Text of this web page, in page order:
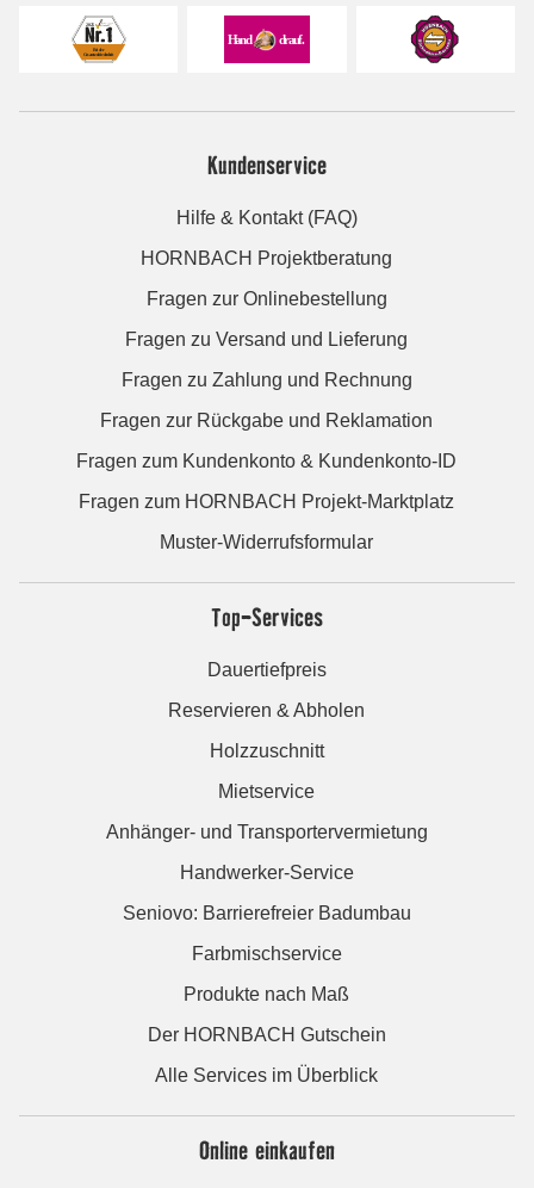
Kundenservice
Hilfe & Kontakt (FAQ)
HORNBACH Projektberatung
Fragen zur Onlinebestellung
Fragen zu Versand und Lieferung
Fragen zu Zahlung und Rechnung
Fragen zur Rückgabe und Reklamation
Fragen zum Kundenkonto & Kundenkonto-ID
Fragen zum HORNBACH Projekt-Marktplatz
Muster-Widerrufsformular
Top-Services
Dauertiefpreis
Reservieren & Abholen
Holzzuschnitt
Mietservice
Anhänger- und Transportervermietung
Handwerker-Service
Seniovo: Barrierefreier Badumbau
Farbmischservice
Produkte nach Maß
Der HORNBACH Gutschein
Alle Services im Überblick
Online einkaufen